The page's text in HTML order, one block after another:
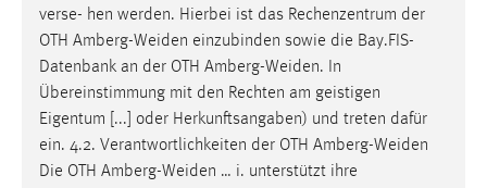
verse- hen werden. Hierbei ist das Rechenzentrum der
OTH Amberg-Weiden einzubinden sowie die Bay.FIS-
Datenbank an der OTH Amberg-Weiden. In
Übereinstimmung mit den Rechten am geistigen
Eigentum [...] oder Herkunftsangaben) und treten dafür
ein. 4.2. Verantwortlichkeiten der OTH Amberg-Weiden
Die OTH Amberg-Weiden … i. unterstützt ihre